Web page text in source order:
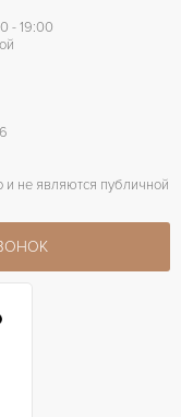
- 19:00
и не являются публичной